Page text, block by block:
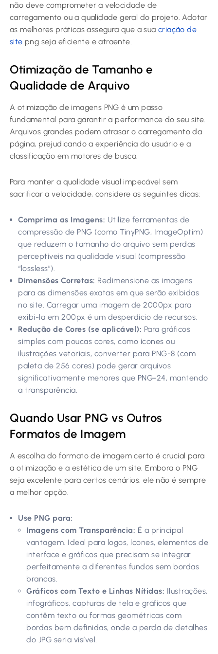
não deve comprometer a velocidade de
carregamento ou a qualidade geral do projeto. Adotar
as melhores práticas assegura que a sua criação de
site png seja eficiente e atraente.
Otimização de Tamanho e
Qualidade de Arquivo
A otimização de imagens PNG é um passo
fundamental para garantir a performance do seu site.
Arquivos grandes podem atrasar o carregamento da
página, prejudicando a experiência do usuário e a
classificação em motores de busca.
Para manter a qualidade visual impecável sem
sacrificar a velocidade, considere as seguintes dicas:
Comprima as Imagens: Utilize ferramentas de
compressão de PNG (como TinyPNG, ImageOptim)
que reduzem o tamanho do arquivo sem perdas
perceptíveis na qualidade visual (compressão
“lossless”).
Dimensões Corretas: Redimensione as imagens
para as dimensões exatas em que serão exibidas
no site. Carregar uma imagem de 2000px para
exibi-la em 200px é um desperdício de recursos.
Redução de Cores (se aplicável): Para gráficos
simples com poucas cores, como ícones ou
ilustrações vetoriais, converter para PNG-8 (com
paleta de 256 cores) pode gerar arquivos
significativamente menores que PNG-24, mantendo
a transparência.
Quando Usar PNG vs Outros
Formatos de Imagem
A escolha do formato de imagem certo é crucial para
a otimização e a estética de um site. Embora o PNG
seja excelente para certos cenários, ele não é sempre
a melhor opção.
Use PNG para:
Imagens com Transparência: É a principal
vantagem. Ideal para logos, ícones, elementos de
interface e gráficos que precisam se integrar
perfeitamente a diferentes fundos sem bordas
brancas.
Gráficos com Texto e Linhas Nítidas: Ilustrações,
infográficos, capturas de tela e gráficos que
contêm texto ou formas geométricas com
bordas bem definidas, onde a perda de detalhes
do JPG seria visível.